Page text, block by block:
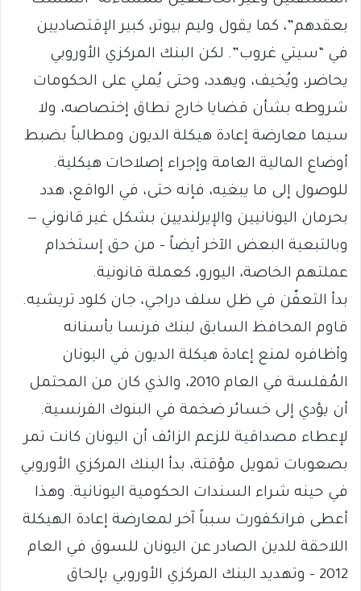
بعقدهم”، كما يقول وليم بيوتر، كبير الإقتصاديين
في “سيتي غروب”. لكن البنك المركزي الأوروبي
يحاضر، ويُخيف، ويهدد، وحتى يُملي على الحكومات
شروطه بشأن قضايا خارج نطاق إختصاصه، ولا
سيما معارضة إعادة هيكلة الديون ومطالباً بضبط
أوضاع المالية العامة وإجراء إصلاحات هيكلية.
للوصول إلى ما يبغيه، فإنه حتى، في الواقع، هدد
بحرمان اليونانيين والإيرلنديين بشكل غير قانوني —
وبالتبعية البعض الآخر أيضاً – من حق إستخدام
عملتهم الخاصة، اليورو، كعملة قانونية.
بدأ التعفّن في ظل سلف دراجي، جان كلود تريشيه.
قاوم المحافظ السابق لبنك فرنسا بأسنانه
وأظافره لمنع إعادة هيكلة الديون في اليونان
المُفلسة في العام 2010، والذي كان من المحتمل
أن يؤدي إلى خسائر ضخمة في البنوك الفرنسية.
لإعطاء مصداقية للزعم الزائف أن اليونان كانت تمر
بصعوبات تمويل مؤقتة، بدأ البنك المركزي الأوروبي
في حينه شراء السندات الحكومية اليونانية. وهذا
أعطى فرانكفورت سبباً آخر لمعارضة إعادة الهيكلة
اللاحقة للدين الصادر عن اليونان للسوق في العام
2012 – وتهديد البنك المركزي الأوروبي بإلحاق